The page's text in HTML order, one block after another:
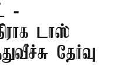
-
டாஸ்
தேர்வு